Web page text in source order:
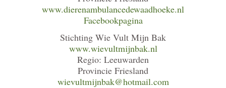
www.dierenambulancedewaadhoeke.nl
Facebookpagina
Stichting Wie Vult Mijn Bak
www.wievultmijnbak.nl
Regio: Leeuwarden
Provincie Friesland
wievultmijnbak@hotmail.com